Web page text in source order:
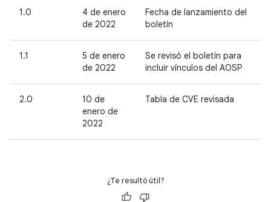
1.0
4 de enero
de 2022
Fecha de lanzamiento del
boletín
1.1
5 de enero
de 2022
Se revisó el boletín para
incluir vínculos del AOSP
2.0
10 de
enero de
2022
Tabla de CVE revisada
¿Te resultó útil?